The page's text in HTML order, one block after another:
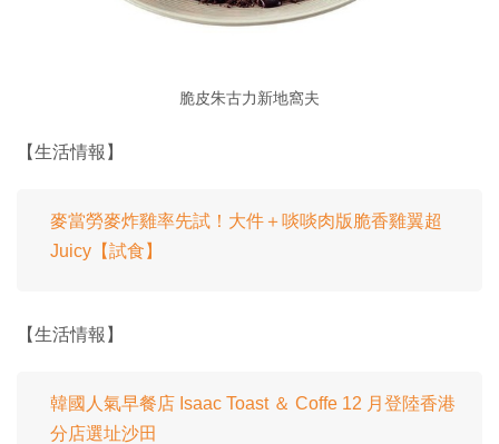
脆皮朱古力新地窩夫
【生活情報】
麥當勞麥炸雞率先試！大件＋啖啖肉版脆香雞翼超
Juicy【試食】
【生活情報】
韓國人氣早餐店 Isaac Toast ＆ Coffe 12 月登陸香港
分店選址沙田